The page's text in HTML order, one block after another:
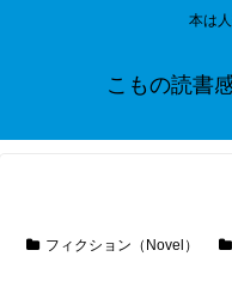
本は
こもの読書
フィクション（Novel）